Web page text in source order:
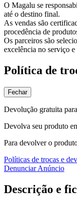
O Magalu se
até o destino final.
As vendas são
procedência de
Os parceiros são
excelência no serviço
Política de
Fechar
Devolução gratuita
Devolva seu produto
Para devolver o
Políticas de trocas e
Denunciar Anúncio
Descrição e